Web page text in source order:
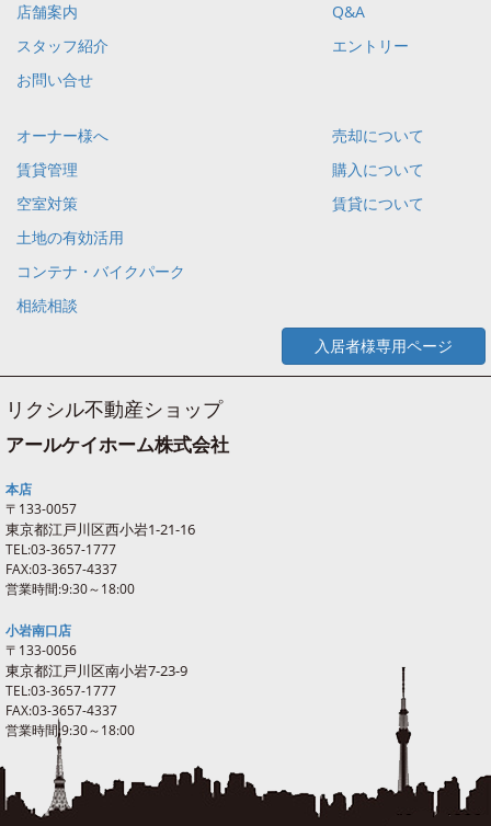
店舗案内
スタッフ紹介
お問い合せ
Q&A
エントリー
オーナー様へ
賃貸管理
空室対策
土地の有効活用
コンテナ・バイクパーク
相続相談
売却について
購入について
賃貸について
入居者様専用ページ
リクシル不動産ショップ
アールケイホーム株式会社
本店
〒133-0057
東京都江戸川区西小岩1-21-16
TEL:03-3657-1777
FAX:03-3657-4337
営業時間:9:30～18:00
小岩南口店
〒133-0056
東京都江戸川区南小岩7-23-9
TEL:03-3657-1777
FAX:03-3657-4337
営業時間:9:30～18:00